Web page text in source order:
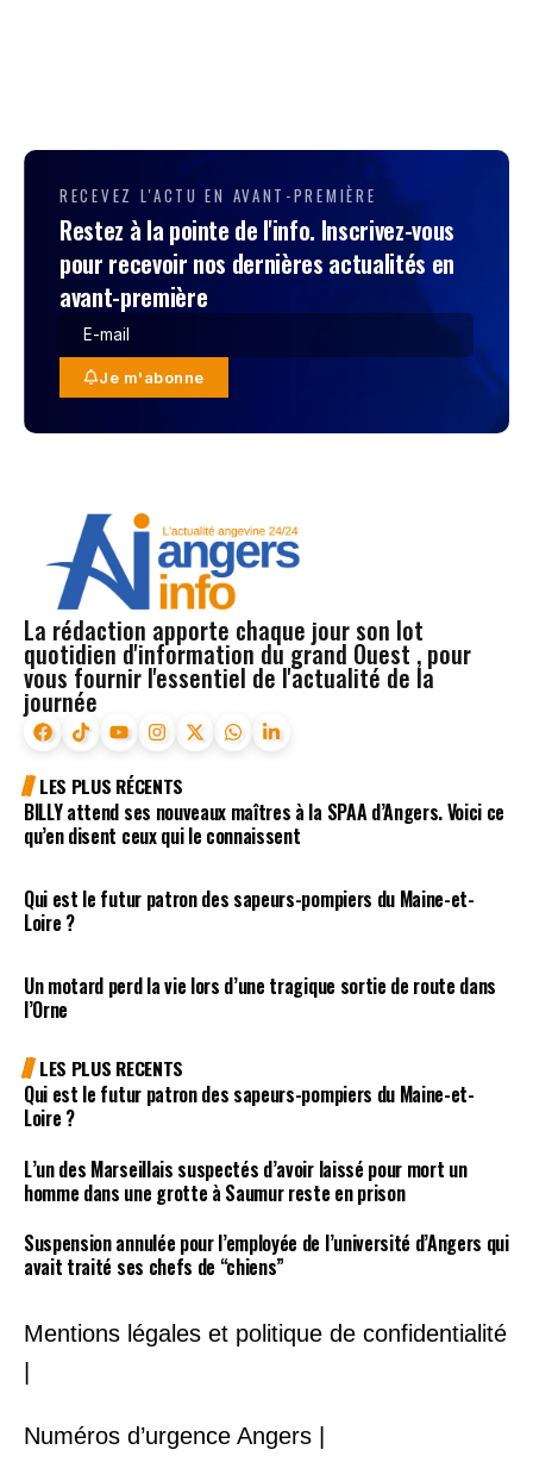
RECEVEZ L'ACTU EN AVANT-PREMIÈRE
Restez à la pointe de l'info. Inscrivez-vous
pour recevoir nos dernières actualités en
avant-première
Je m'abonne
La rédaction apporte chaque jour son lot
quotidien d'information du grand Ouest , pour
vous fournir l'essentiel de l'actualité de la
journée
LES PLUS RÉCENTS
BILLY attend ses nouveaux maîtres à la SPAA d’Angers. Voici ce
qu’en disent ceux qui le connaissent
Qui est le futur patron des sapeurs-pompiers du Maine-et-
Loire ?
Un motard perd la vie lors d’une tragique sortie de route dans
l’Orne
LES PLUS RECENTS
Qui est le futur patron des sapeurs-pompiers du Maine-et-
Loire ?
L’un des Marseillais suspectés d’avoir laissé pour mort un
homme dans une grotte à Saumur reste en prison
Suspension annulée pour l’employée de l’université d’Angers qui
avait traité ses chefs de “chiens”
Mentions légales et politique de confidentialité
Numéros d’urgence Angers |